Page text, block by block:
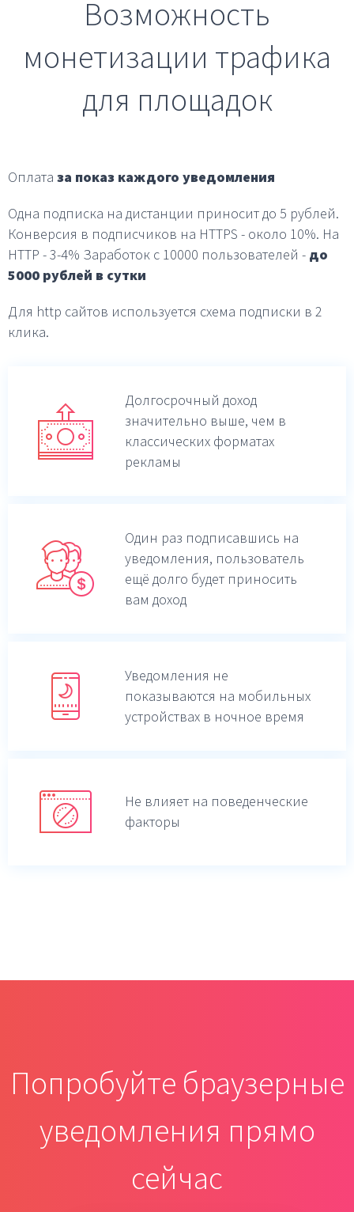
Возможность
монетизации трафика
для площадок
Оплата за показ каждого уведомления
Одна подписка на дистанции приносит до 5 рублей.
Конверсия в подписчиков на HTTPS - около 10%. На
HTTP - 3-4% Заработок с 10000 пользователей - до
5000 рублей в сутки
Для http сайтов используется схема подписки в 2
клика.
Долгосрочный доход
значительно выше, чем в
классических форматах
рекламы
Один раз подписавшись на
уведомления, пользователь
ещё долго будет приносить
вам доход
Уведомления не
показываются на мобильных
устройствах в ночное время
Не влияет на поведенческие
факторы
Попробуйте браузерные
уведомления прямо
сейчас